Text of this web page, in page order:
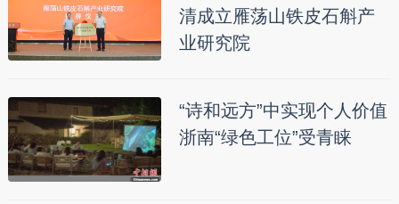
清成立雁荡山铁皮石斛产
业研究院
“诗和远方”中实现个人价值
浙南“绿色工位”受青睐